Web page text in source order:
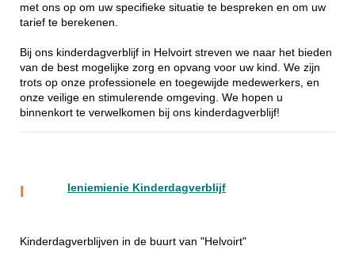
met ons op om uw specifieke situatie te bespreken en om uw
tarief te berekenen.
Bij ons kinderdagverblijf in Helvoirt streven we naar het bieden
van de best mogelijke zorg en opvang voor uw kind. We zijn
trots op onze professionele en toegewijde medewerkers, en
onze veilige en stimulerende omgeving. We hopen u
binnenkort te verwelkomen bij ons kinderdagverblijf!
I Ieniemienie Kinderdagverblijf
Kinderdagverblijven in de buurt van "Helvoirt"